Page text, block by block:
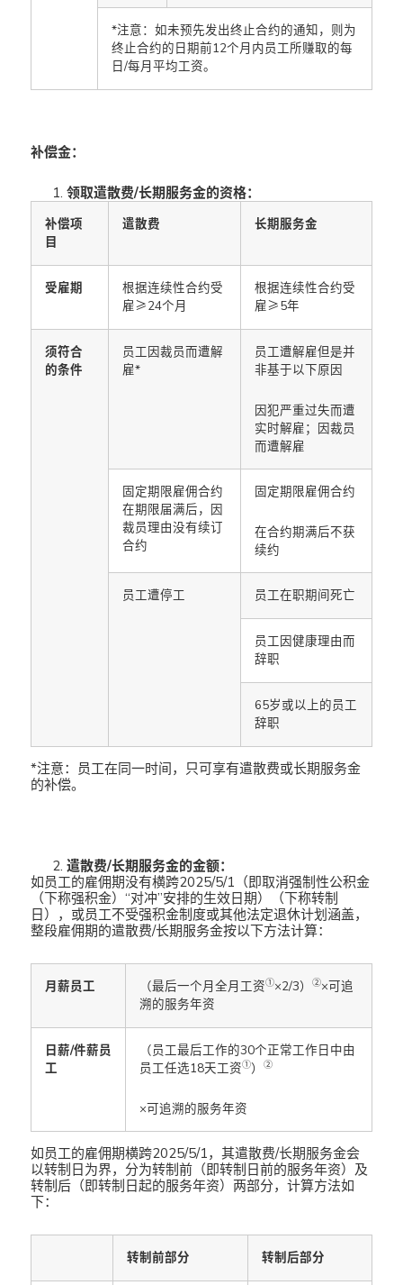
*注意：如未预先发出终止合约的通知，则为
终止合约的日期前12个月内员工所赚取的每
日/每月平均工资。
补偿金：
领取遣散费/长期服务金的资格：
补偿项
目
遣散费 长期服务金
受雇期
根据连续性合约受
雇≥24个月
根据连续性合约受
雇≥5年
须符合
的条件
员工因裁员而遭解
雇*
员工遭解雇但是并
非基于以下原因
因犯严重过失而遭
实时解雇；因裁员
而遭解雇
固定期限雇佣合约
在期限届满后，因
裁员理由没有续订
合约
固定期限雇佣合约
在合约期满后不获
续约
员工遭停工 员工在职期间死亡
员工因健康理由而
辞职
65岁或以上的员工
辞职
*注意：员工在同一时间，只可享有遣散费或长期服务金
的补偿。
遣散费/长期服务金的金额：
如员工的雇佣期没有横跨2025/5/1（即取消强制性公积金
（下称强积金）“对冲”安排的生效日期）（下称转制
日），或员工不受强积金制度或其他法定退休计划涵盖，
整段雇佣期的遣散费/长期服务金按以下方法计算：
月薪员工 （最后一个月全月工资①×2/3） ②×可追
溯的服务年资
日薪/件薪员
工
（员工最后工作的30个正常工作日中由
员工任选18天工资①） ②
×可追溯的服务年资
如员工的雇佣期横跨2025/5/1，其遣散费/长期服务金会
以转制日为界，分为转制前（即转制日前的服务年资）及
转制后（即转制日起的服务年资）两部分，计算方法如
下：
转制前部分 转制后部分